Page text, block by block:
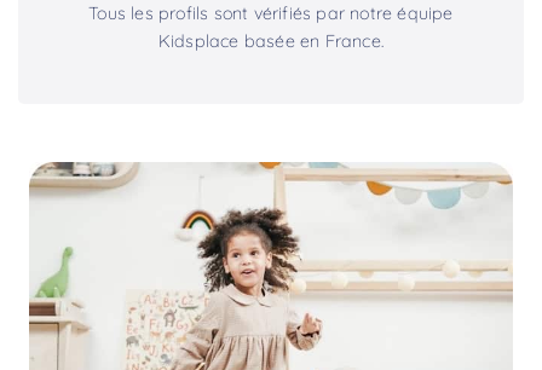
Tous les profils sont vérifiés par notre équipe
Kidsplace basée en France.